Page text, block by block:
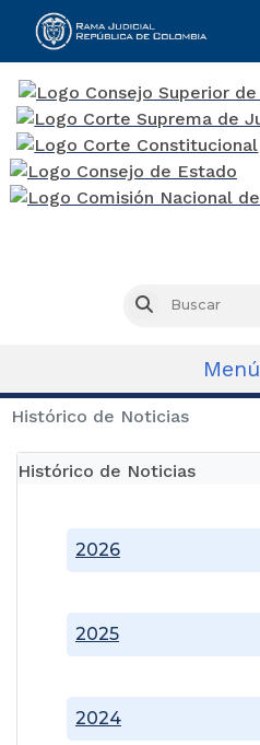
Buscar
Menú
Histórico de Noticias
Histórico de Noticias
2024
2025
2026